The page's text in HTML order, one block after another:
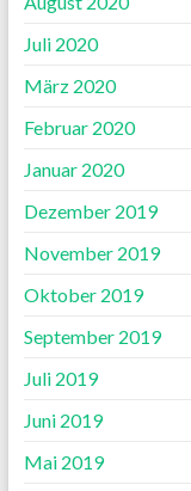
Juli 2020
März 2020
Februar 2020
Januar 2020
Dezember 2019
November 2019
Oktober 2019
September 2019
Juli 2019
Juni 2019
Mai 2019